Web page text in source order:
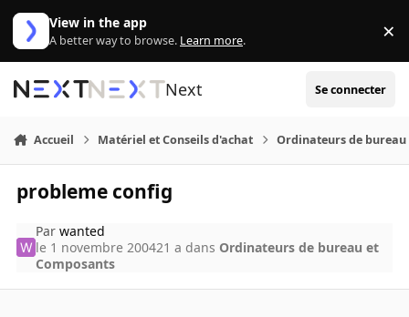
Aller au contenu
View in the app
A better way to browse. Learn more. ×
Next Se connecter
Accueil Matériel et Conseils d'achat Ordinateurs de bureau
probleme config
Parwanted
le 1 novembre 200421 a dans Ordinateurs de bureau et
Composants